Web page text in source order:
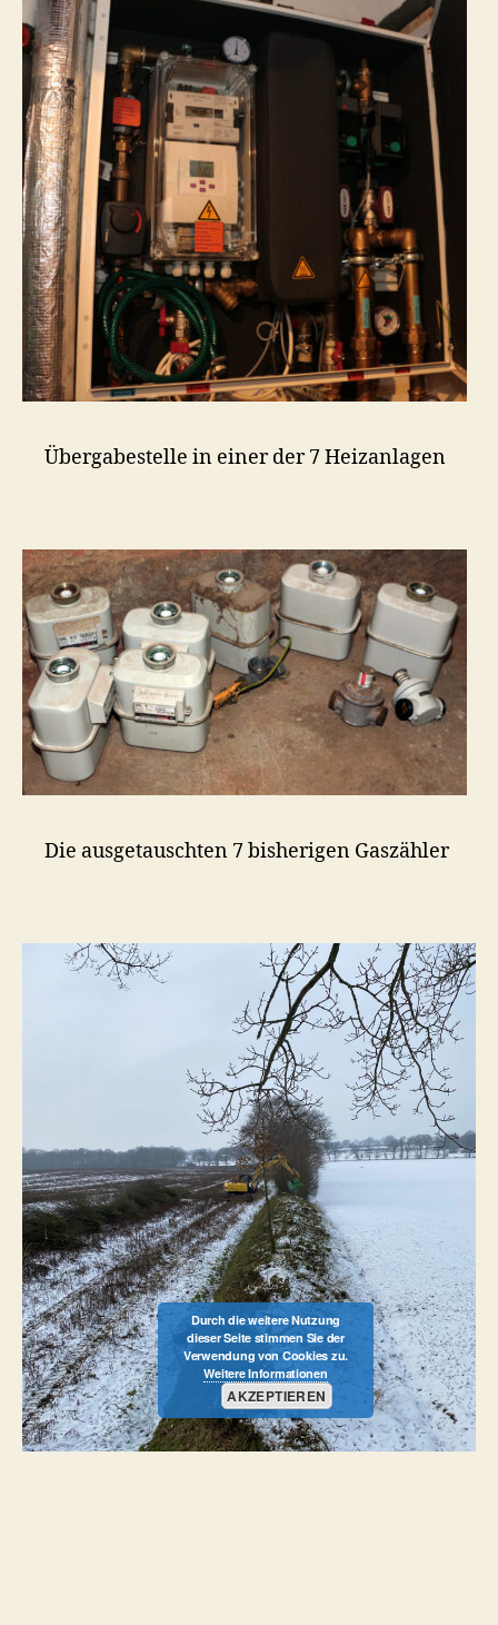
Übergabestelle in einer der 7 Heizanlagen
Die ausgetauschten 7 bisherigen Gaszähler
Durch die weitere Nutzung
dieser Seite stimmen Sie der
Verwendung von Cookies zu.
Weitere Informationen
AKZEPTIEREN